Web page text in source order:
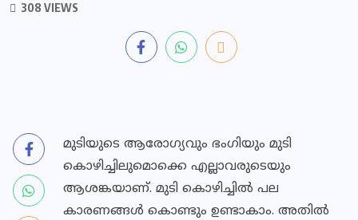
308 VIEWS
മുടിയുടെ ആരോഗ്യവും ഭംഗിയും മുടി
കൊഴിച്ചിലുമൊക്കെ എല്ലാവരുടെയും
ആശങ്കയാണ്. മുടി കൊഴിച്ചില്‍ പല
കാരണങ്ങള്‍ കൊണ്ടും ഉണ്ടാകാം. അതില്‍